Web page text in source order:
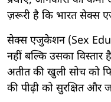
ज़रूरी है कि भारत सेक्स
सेक्स एजुकेशन (Sex
नहीं बल्कि उसका
अतीत की खुली सोच को
की पीढ़ी को सुरक्षित